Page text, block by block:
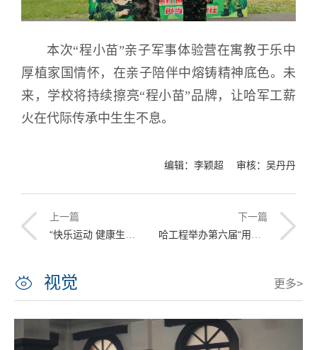
本次“程小苗”亲子军事体验营在寓教于乐中
厚植家国情怀，在亲子陪伴中熔铸精神底色。未
来，学校将持续擦亮“程小苗”品牌，让哈军工薪
火在代际传承中生生不息。
编辑：李颖超 审核：吴丹丹
上一篇
“快乐运动 健康生活”学校举办离退休人员春季趣味运动会
下一篇
哈工程举办第六届“用英语讲中国故事大会”来华留学生组高级阶段校园选拔专场
视觉 更多>